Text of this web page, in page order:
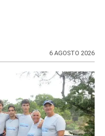
6 AGOSTO 2026